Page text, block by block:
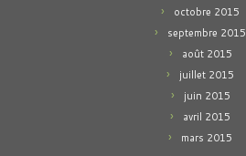
octobre 2015
septembre 2015
août 2015
juillet 2015
juin 2015
avril 2015
mars 2015